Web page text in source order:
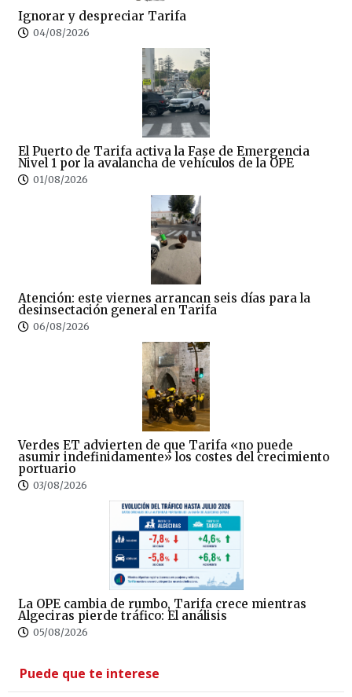
Ignorar y despreciar Tarifa
04/08/2026
El Puerto de Tarifa activa la Fase de Emergencia
Nivel 1 por la avalancha de vehículos de la OPE
01/08/2026
Atención: este viernes arrancan seis días para la
desinsectación general en Tarifa
06/08/2026
Verdes ET advierten de que Tarifa «no puede
asumir indefinidamente» los costes del crecimiento
portuario
03/08/2026
La OPE cambia de rumbo, Tarifa crece mientras
Algeciras pierde tráfico: El análisis
05/08/2026
Puede que te interese